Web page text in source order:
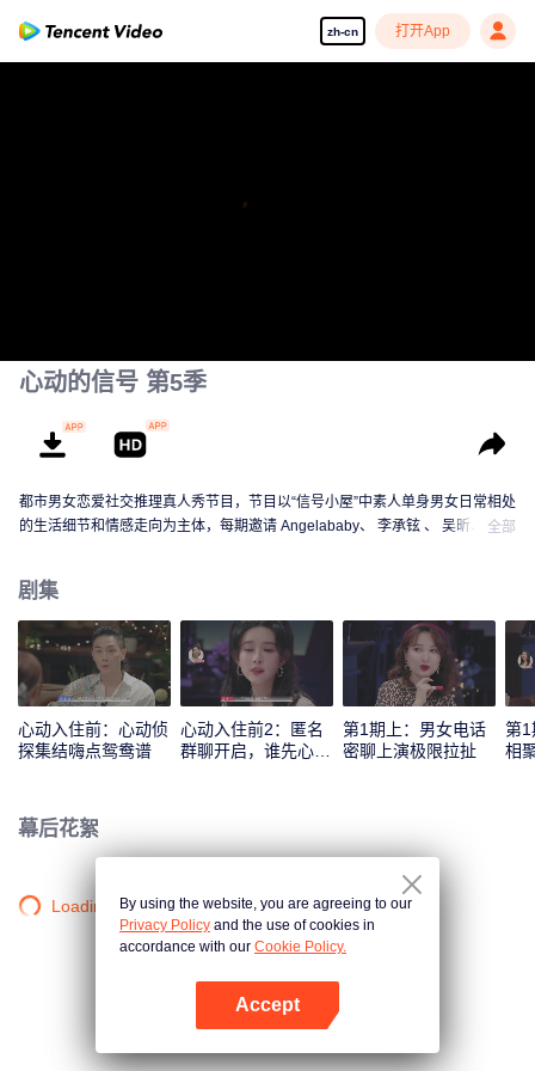
zh-cn 打开App
心动的信号 第5季
都市男女恋爱社交推理真人秀节目，节目以“信号小屋”中素人单身男女日常相处
的生活细节和情感走向为主体，每期邀请 Angelababy、 李承铉 、 吴昕、 汪全部
剧集
心动入住前：心动侦
探集结嗨点鸳鸯谱
心动入住前2：匿名
群聊开启，谁先心
第1期上：男女电话
密聊上演极限拉扯
第1
相
幕后花絮
Loading…By using the website, you are agreeing to our
Privacy Policy and the use of cookies in
accordance with our Cookie Policy.
Accept